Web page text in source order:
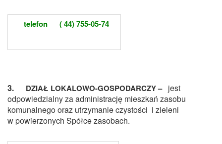
telefon ( 44) 755-05-74
3. DZIAŁ LOKALOWO-GOSPODARCZY – jest
odpowiedzialny za administrację mieszkań zasobu
komunalnego oraz utrzymanie czystości i zieleni
w powierzonych Spółce zasobach.